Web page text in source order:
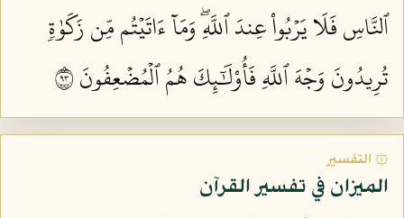
ٱلنَّاسِ فَلَا يَرۡبُواْ عِندَ ٱللَّهِۖ وَمَآ ءَاتَيۡتُم مِّن زَكَوٰةٖ
تُرِيدُونَ وَجۡهَ ٱللَّهِ فَأُوْلَٰٓئِكَ هُمُ ٱلۡمُضۡعِفُونَ ٣٩
۞ التفسير
الميزان في تفسير القرآن